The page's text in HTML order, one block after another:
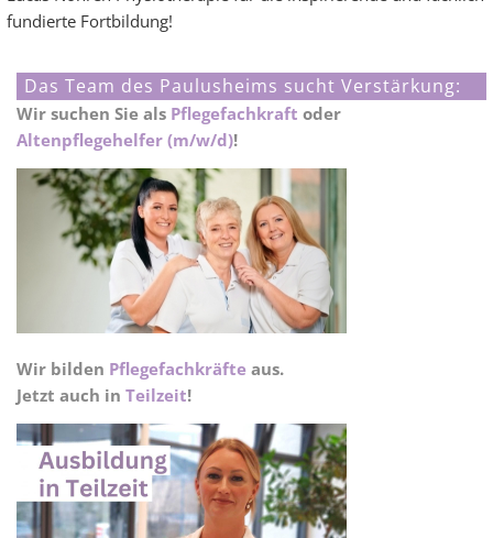
fundierte Fortbildung!
Das Team des Paulusheims sucht Verstärkung:
Wir suchen Sie als Pflegefachkraft oder
Altenpflegehelfer (m/w/d)!
Wir bilden Pflegefachkräfteaus.
Jetzt auch in Teilzeit!